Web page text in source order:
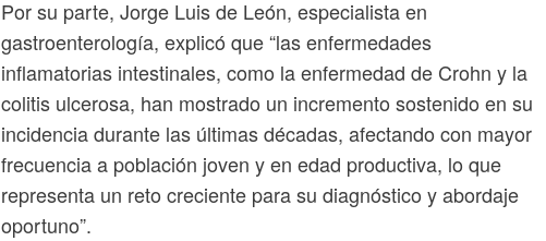
Por su parte, Jorge Luis de León, especialista en
gastroenterología, explicó que “las enfermedades
inflamatorias intestinales, como la enfermedad de Crohn y la
colitis ulcerosa, han mostrado un incremento sostenido en su
incidencia durante las últimas décadas, afectando con mayor
frecuencia a población joven y en edad productiva, lo que
representa un reto creciente para su diagnóstico y abordaje
oportuno”.